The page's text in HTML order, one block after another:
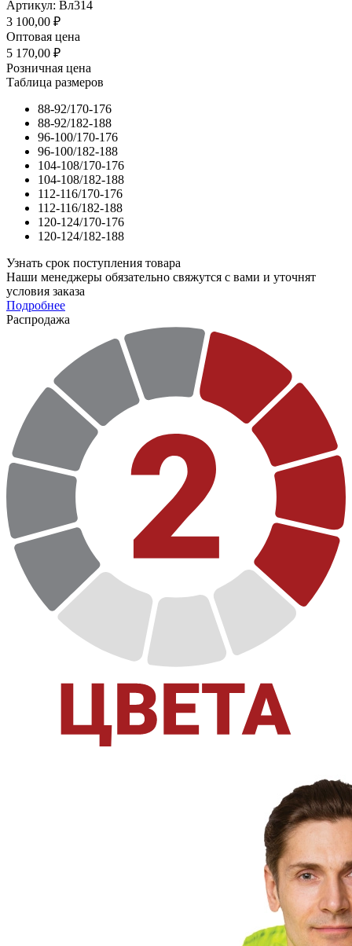
Артикул: Вл314
3 100,00 ₽
Оптовая цена
5 170,00 ₽
Розничная цена
Таблица размеров
88-92/170-176
88-92/182-188
96-100/170-176
96-100/182-188
104-108/170-176
104-108/182-188
112-116/170-176
112-116/182-188
120-124/170-176
120-124/182-188
Узнать срок поступления товара
Наши менеджеры обязательно свяжутся с вами и уточнят
условия заказа
Подробнее
Распродажа